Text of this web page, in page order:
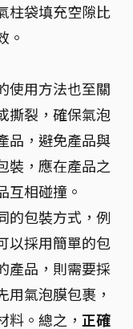
柱袋填充空隙比
。
使用方法也至關
撕裂，確保氣泡
品，避免產品與
裝，應在產品之
互相碰撞。
的包裝方式，例
以採用簡單的包
產品，則需要採
用氣泡膜包裹，
料。總之， 正確